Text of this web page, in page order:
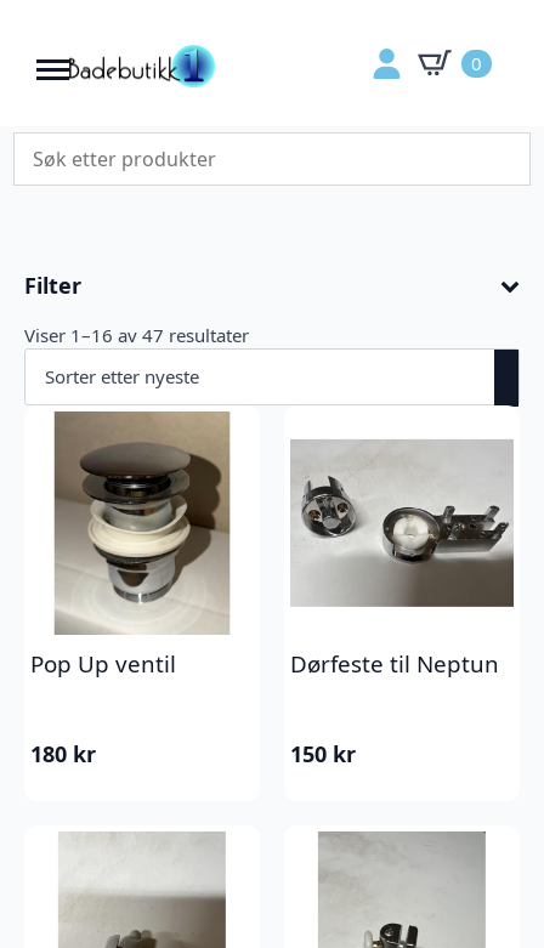
0
Filter
Viser 1–16 av 47 resultaterSortert
Pop Up ventil
180 kr
Dørfeste til Neptun
150 kr